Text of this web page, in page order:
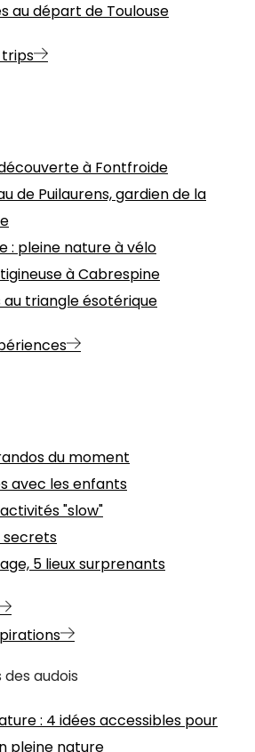
au départ de Toulouse
trips
à Fontfroide
de Puilaurens, gardien de la
: pleine nature à vélo
à Cabrespine
au triangle ésotérique
du moment
avec les enfants
"slow"
secrets
5 lieux surprenants
des audois
: 4 idées accessibles pour
pleine nature